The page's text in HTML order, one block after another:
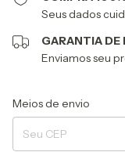
Seus dados
GARANTIA DE
Enviamos seu
Entregas para o CEP:
Meios de envio